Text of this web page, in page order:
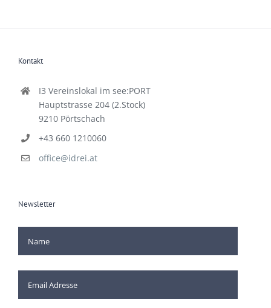
Kontakt
I3 Vereinslokal im see:PORT
Hauptstrasse 204 (2.Stock)
9210 Pörtschach
+43 660 1210060
office@idrei.at
Newsletter